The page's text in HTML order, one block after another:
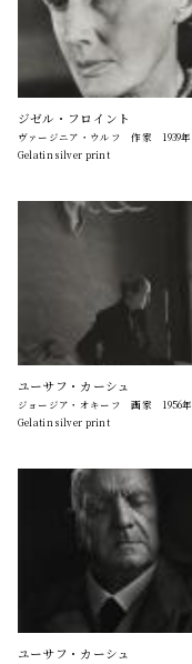
ジゼル・フロイント
ヴァージニア・ウルフ 作家 1939年
Gelatin silver print
ユーサフ・カーシュ
ジョージア・オキーフ 画家 1956年
Gelatin silver print
ユーサフ・カーシュ